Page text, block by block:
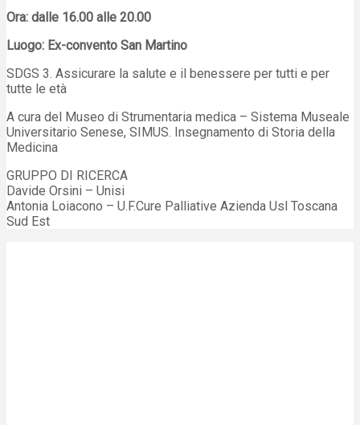
Ora: dalle 16.00 alle 20.00
Luogo: Ex-convento San Martino
SDGS 3. Assicurare la salute e il benessere per tutti e per
tutte le età
A cura del Museo di Strumentaria medica – Sistema Museale
Universitario Senese, SIMUS. Insegnamento di Storia della
Medicina
GRUPPO DI RICERCA
Davide Orsini – Unisi
Antonia Loiacono – U.F.Cure Palliative Azienda Usl Toscana
Sud Est